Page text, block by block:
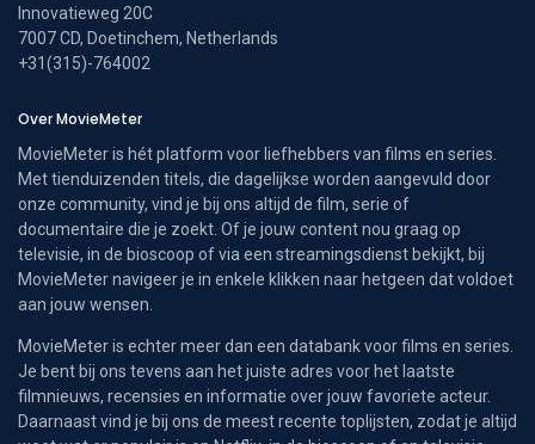
Innovatieweg 20C
7007 CD, Doetinchem, Netherlands
+31(315)-764002
Over MovieMeter
MovieMeter is hét platform voor liefhebbers van films en series.
Met tienduizenden titels, die dagelijkse worden aangevuld door
onze community, vind je bij ons altijd de film, serie of
documentaire die je zoekt. Of je jouw content nou graag op
televisie, in de bioscoop of via een streamingsdienst bekijkt, bij
MovieMeter navigeer je in enkele klikken naar hetgeen dat voldoet
aan jouw wensen.
MovieMeter is echter meer dan een databank voor films en series.
Je bent bij ons tevens aan het juiste adres voor het laatste
filmnieuws, recensies en informatie over jouw favoriete acteur.
Daarnaast vind je bij ons de meest recente toplijsten, zodat je altijd